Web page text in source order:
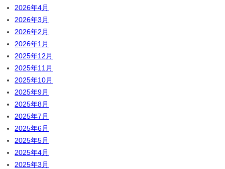
2026年4月
2026年3月
2026年2月
2026年1月
2025年12月
2025年11月
2025年10月
2025年9月
2025年8月
2025年7月
2025年6月
2025年5月
2025年4月
2025年3月